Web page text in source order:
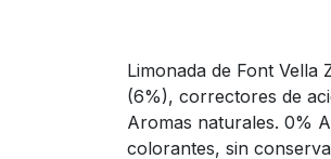
Limonada de Font
(6%), correctores de
Aromas naturales. 0%
colorantes, sin